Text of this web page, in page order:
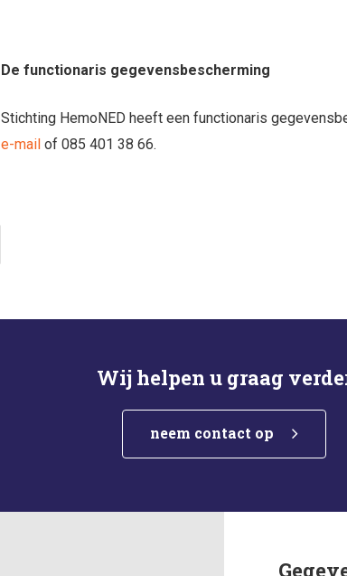
De functionaris gegevensbescherming
Stichting HemoNED heeft een functionaris
e-mailof 085 401 38 66.
Wij helpen u graag
neem contact op